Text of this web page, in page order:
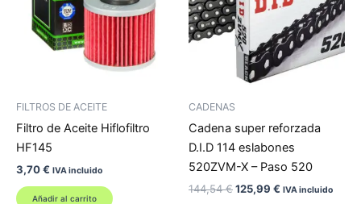
FILTROS DE ACEITE
Filtro de Aceite Hiflofiltro
HF145
3,70€ IVA incluido
Añadir al carrito
CADENAS
Cadena super reforzada
D.I.D 114 eslabones
520ZVM-X – Paso 520
144,54€El
125,99 € El
IVA incluido